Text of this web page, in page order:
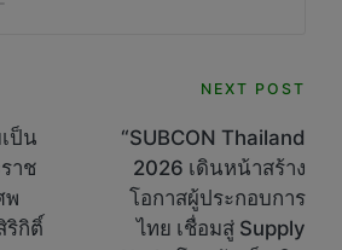
ป็น
าช
พ
ริกิติ์
NEXT POST
“SUBCON Thailand
2026 เดินหน้าสร้าง
โอกาสผู้ประกอบการ
ไทย เชื่อมสู่ Supply